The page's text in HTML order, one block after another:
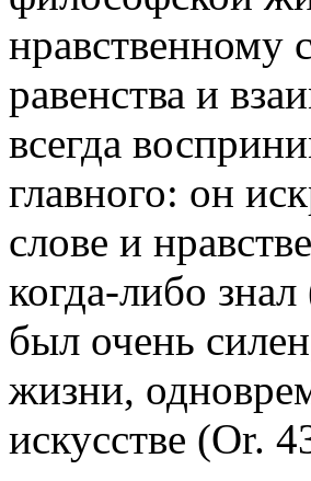
нравственному
равенства и
всегда
главного: он
слове и
когда-либо
был очень
жизни,
искусстве (Or.